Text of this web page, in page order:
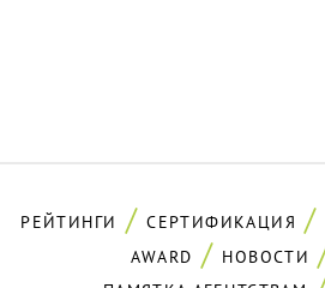
РЕЙТИНГИ СЕРТИФИКАЦИЯ
AWARD
НОВОСТИ